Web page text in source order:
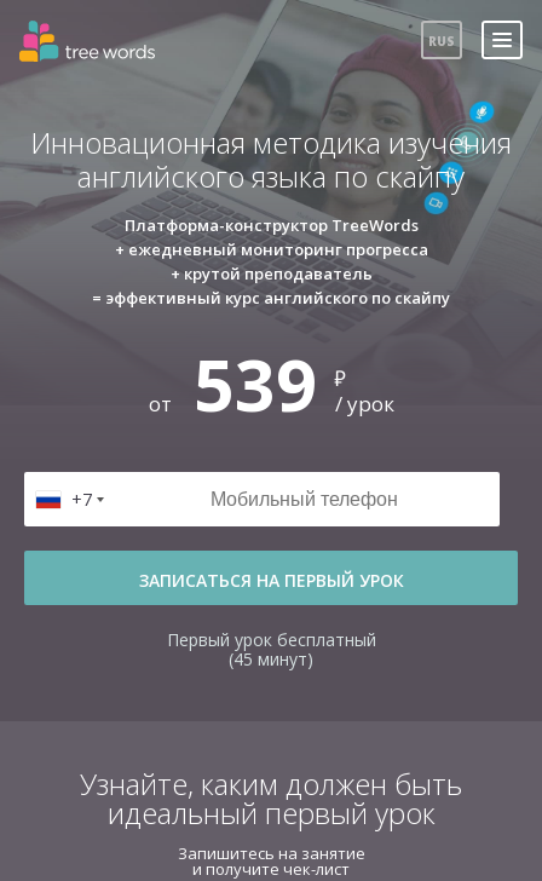
RUS
Забыли пароль?
Инновационная методика изучения
английского языка по скайпу
Платформа-конструктор TreeWords
+ ежедневный мониторинг прогресса
+ крутой преподаватель
= эффективный курс английского по скайпу
от 539₽
/ урок
+7
ЗАПИСАТЬСЯ НА ПЕРВЫЙ УРОК
Первый урок бесплатный
(45 минут)
Узнайте, каким должен быть
идеальный первый урок
Запишитесь на занятие
и получите чек-лист